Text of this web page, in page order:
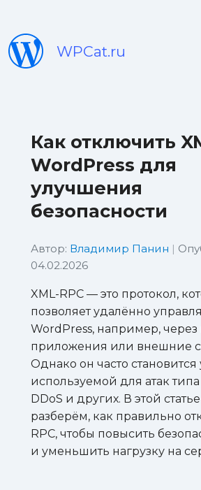
WPCat.ru
Как отключить
WordPress для
улучшения
безопасности
Автор: Владимир Панин |
04.02.2026
XML-RPC — это протокол,
позволяет удалённо
WordPress, например,
приложения или внешние
Однако он часто
используемой для атак
DDoS и других. В этой
разберём, как правильно
RPC, чтобы повысить
и уменьшить нагрузку на